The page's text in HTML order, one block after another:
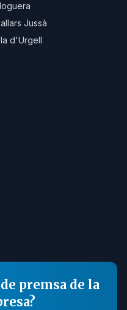
Jussà
d'Urgell
premsa de la